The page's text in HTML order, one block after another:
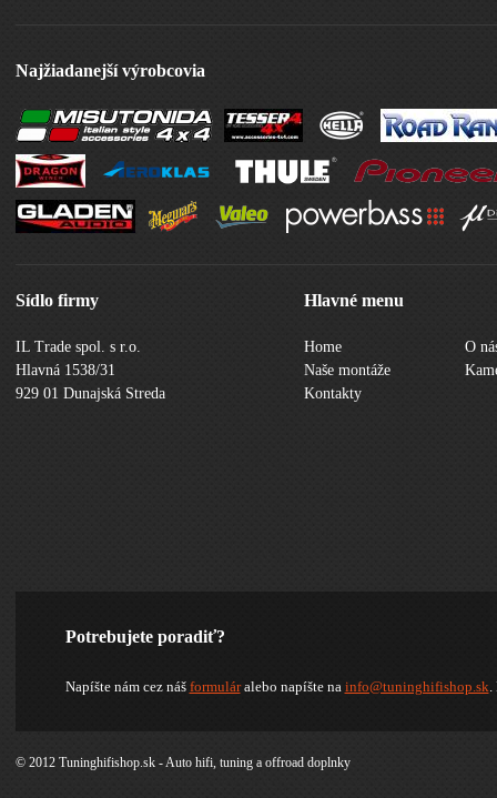
Najžiadanejší výrobcovia
Sídlo firmy
IL Trade spol. s r.o.
Hlavná 1538/31
929 01 Dunajská Streda
Hlavné menu
Home
O
Naše montáže
Kontakty
Potrebujete poradiť?
Napíšte nám cez náš formuláralebo napíšte na info@tuninghifishop.sk.
© 2012 Tuninghifishop.sk - Auto hifi, tuning a offroad doplnky